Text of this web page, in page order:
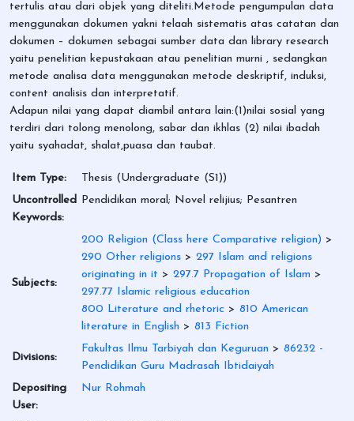
tertulis atau dari objek yang diteliti.Metode pengumpulan data
menggunakan dokumen yakni telaah sistematis atas catatan dan
dokumen – dokumen sebagai sumber data dan library research
yaitu penelitian kepustakaan atau penelitian murni , sedangkan
metode analisa data menggunakan metode deskriptif, induksi,
content analisis dan interpretatif.
Adapun nilai yang dapat diambil antara lain:(1)nilai sosial yang
terdiri dari tolong menolong, sabar dan ikhlas (2) nilai ibadah
yaitu syahadat, shalat,puasa dan taubat.
Item Type:
Thesis (Undergraduate (S1))
Uncontrolled
Keywords:
Pendidikan moral; Novel relijius; Pesantren
Subjects:
200 Religion (Class here Comparative religion) >
290 Other religions > 297 Islam and religions
originating in it > 297.7 Propagation of Islam >
297.77 Islamic religious education
800 Literature and rhetoric > 810 American
literature in English > 813 Fiction
Divisions:
Fakultas Ilmu Tarbiyah dan Keguruan > 86232 -
Pendidikan Guru Madrasah Ibtidaiyah
Depositing
User:
Nur Rohmah